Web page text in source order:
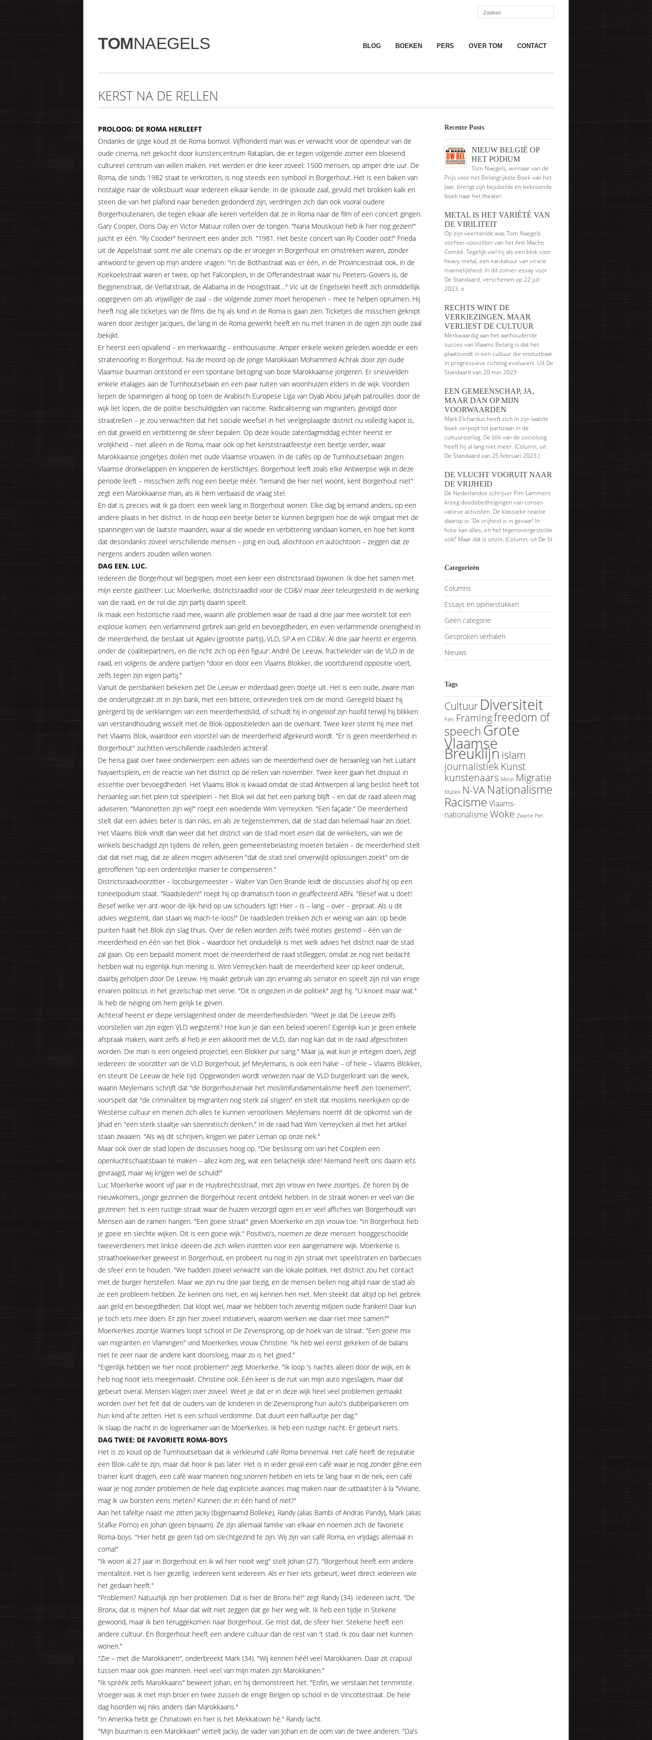
TOMNAEGELS BLOG BOEKEN PERS OVER TOM CONTACT
KERST NA DE RELLEN
PROLOOG: DE ROMA HERLEEFT
Ondanks de ijzige koud zit de Roma bomvol. Vijfhonderd man was er verwacht voor de opendeur van de
oude cinema, net gekocht door kunstencentrum Rataplan, die er tegen volgende zomer een bloeiend
cultureel centrum van willen maken. Het werden er drie keer zoveel: 1500 mensen, op amper drie uur. De
Roma, die sinds 1982 staat te verkrotten, is nog steeds een symbool in Borgerhout. Het is een baken van
nostalgie naar de volksbuurt waar iedereen elkaar kende. In de ijskoude zaal, gevuld met brokken kalk en
steen die van het plafond naar beneden gedonderd zijn, verdringen zich dan ook vooral oudere
Borgerhoutenaren, die tegen elkaar alle keren vertelden dat ze in Roma naar de film of een concert gingen.
Gary Cooper, Doris Day en Victor Matuur rollen over de tongen. "Nana Mouskouri heb ik hier nog gezien!"
juicht er één. "Ry Cooder" herinnert een ander zich. "1981. Het beste concert van Ry Cooder ooit!" Frieda
uit de Appelstraat somt me alle cinema's op die er vroeger in Borgerhout en omstreken waren, zonder
antwoord te geven op mijn andere vragen: "In de Bothastraat was er één, in de Provinciestraat ook, in de
Koekoekstraat waren er twee, op het Falconplein, in de Offerandestraat waar nu Peeters-Govers is, de
Begijnenstraat, de Verlatstraat, de Alabama in de Hoogstraat…" Vic uit de Engelselei heeft zich onmiddellijk
opgegeven om als vrijwilliger de zaal – die volgende zomer moet heropenen – mee te helpen opruimen. Hij
heeft nog alle ticketjes van de films die hij als kind in de Roma is gaan zien. Ticketjes die misschien geknipt
waren door zestiger Jacques, die lang in de Roma gewerkt heeft en nu met tranen in de ogen zijn oude zaal
bekijkt.
Er heerst een opvallend – en merkwaardig – enthousiasme. Amper enkele weken geleden woedde er een
stratenoorlog in Borgerhout. Na de moord op de jonge Marokkaan Mohammed Achrak door zijn oude
Vlaamse buurman ontstond er een spontane betoging van boze Marokkaanse jongeren. Er sneuvelden
enkele etalages aan de Turnhoutsebaan en een paar ruiten van woonhuizen elders in de wijk. Voordien
liepen de spanningen al hoog op toen de Arabisch-Europese Liga van Dyab Abou Jahjah patrouilles door de
wijk liet lopen, die de politie beschuldigden van racisme. Radicalisering van migranten, gevolgd door
straatrellen – je zou verwachten dat het sociale weefsel in het veelgeplaagde district nu volledig kapot is,
en dat geweld en verbittering de sfeer bepalen. Op deze koude zaterdagmiddag echter heerst er
vrolijkheid – niet alleen in de Roma, maar ook op het kerststraatfeestje een beetje verder, waar
Marokkaanse jongetjes dollen met oude Vlaamse vrouwen. In de cafés op de Turnhoutsebaan zingen
Vlaamse dronkelappen en knipperen de kerstlichtjes. Borgerhout leeft zoals elke Antwerpse wijk in deze
periode leeft – misschien zelfs nog een beetje méér. "Iemand die hier niet woont, kent Borgerhout niet"
zegt een Marokkaanse man, als ik hem verbaasd de vraag stel.
En dat is precies wat ik ga doen: een week lang in Borgerhout wonen. Elke dag bij iemand anders, op een
andere plaats in het district. In de hoop een beetje beter te kunnen begrijpen hoe de wijk omgaat met de
spanningen van de laatste maanden, waar al die woede en verbittering vandaan komen, en hoe het komt
dat desondanks zoveel verschillende mensen – jong en oud, allochtoon en autochtoon – zeggen dat ze
nergens anders zouden willen wonen.
DAG EEN. LUC.
Iedereen die Borgerhout wil begrijpen, moet een keer een districtsraad bijwonen. Ik doe het samen met
mijn eerste gastheer: Luc Moerkerke, districtsraadlid voor de CD&V maar zeer teleurgesteld in de werking
van die raad, en de rol die zijn partij daarin speelt.
Ik maak een historische raad mee, waarin alle problemen waar de raad al drie jaar mee worstelt tot een
explosie komen: een verlammend gebrek aan geld en bevoegdheden, en even verlammende onenigheid in
de meerderheid, die bestaat uit Agalev (grootste partij), VLD, SP.A en CD&V. Al drie jaar heerst er ergernis
onder de coalitiepartners, en die richt zich op één figuur: André De Leeuw, fractieleider van de VLD in de
raad, en volgens de andere partijen "door en door een Vlaams Blokker, die voortdurend oppositie voert,
zelfs tegen zijn eigen partij."
Vanuit de persbanken bekeken ziet De Leeuw er inderdaad geen doetje uit. Het is een oude, zware man
die onderuitgezakt zit in zijn bank, met een bittere, ontevreden trek om de mond. Geregeld blaast hij
geërgerd bij de verklaringen van een meerderheidslid, of schudt hij in ongeloof zijn hoofd terwijl hij blikken
van verstandhouding wisselt met de Blok-oppositieleden aan de overkant. Twee keer stemt hij mee met
het Vlaams Blok, waardoor een voorstel van de meerderheid afgekeurd wordt. "Er is geen meerderheid in
Borgerhout" zuchtten verschillende raadsleden achteraf.
De heisa gaat over twee onderwerpen: een advies van de meerderheid over de heraanleg van het Luitant
Nayaertsplein, en de reactie van het district op de rellen van november. Twee keer gaan het dispuut in
essentie over bevoegdheden. Het Vlaams Blok is kwaad omdat de stad Antwerpen al lang beslist heeft tot
heraanleg van het plein tot speelplein – het Blok wil dat het een parking blijft – en dat de raad alleen mag
adviseren. "Marionetten zijn wij!" roept een woedende Wim Verreycken. "Een façade." De meerderheid
stelt dat een advies beter is dan niks, en als ze tegenstemmen, dat de stad dan helemaal haar zin doet.
Het Vlaams Blok vindt dan weer dat het district van de stad moet eisen dat de winkeliers, van wie de
winkels beschadigd zijn tijdens de rellen, geen gemeentebelasting moeten betalen – de meerderheid stelt
dat dat niet mag, dat ze alleen mogen adviseren "dat de stad snel onverwijld oplossingen zoekt" om de
getroffenen "op een ordentelijke manier te compenseren."
Districtsraadvoorzitter – locoburgemeester – Walter Van Den Brande leidt de discussies alsof hij op een
toneelpodium staat. "Raadsleden!" roept hij op dramatisch toon in geaffecteerd ABN. "Besef wat u doet!
Besef welke ver-ant-woor-de-lijk-heid op uw schouders ligt! Hier – is – lang – over – gepraat. Als u dit
advies wegstemt, dan staan wij mach-te-loos!" De raadsleden trekken zich er weinig van aan: op beide
punten haalt het Blok zijn slag thuis. Over de rellen worden zelfs twéé moties gestemd – één van de
meerderheid en één van het Blok – waardoor het onduidelijk is met welk advies het district naar de stad
zal gaan. Op een bepaald moment moet de meerderheid de raad stilleggen, omdat ze nog niet bedacht
hebben wat nu eigenlijk hun mening is. Wim Verreycken haalt de meerderheid keer op keer onderuit,
daarbij geholpen door De Leeuw. Hij maakt gebruik van zijn ervaring als senator en speelt zijn rol van enige
ervaren politicus in het gezelschap met verve. "Dit is ongezien in de politiek" zegt hij. "U knoeit maar wat."
Ik heb de neiging om hem gelijk te geven.
Achteraf heerst er diepe verslagenheid onder de meerderheidsleden. "Weet je dat De Leeuw zelfs
voorstellen van zijn eigen VLD wegstemt? Hoe kun je dan een beleid voeren? Eigenlijk kun je geen enkele
afspraak maken, want zelfs al heb je een akkoord met de VLD, dan nog kan dat in de raad afgeschoten
worden. Die man is een ongeleid projectiel, een Blokker pur sang." Maar ja, wat kun je ertegen doen, zegt
iedereen: de voorzitter van de VLD Borgerhout, Jef Meylemans, is ook een halve – of hele – Vlaams Blokker,
en steunt De Leeuw de hele tijd. Opgewonden wordt verwezen naar de VLD burgerkrant van die week,
waarin Meylemans schrijft dat "de Borgerhoutenaar het moslimfundamentalisme heeft zien toenemen",
voorspelt dat "de criminaliteit bij migranten nog sterk zal stijgen" en stelt dat moslims neerkijken op de
Westerse cultuur en menen zich alles te kunnen veroorloven. Meylemans noemt dit de opkomst van de
Jihad en "een sterk staaltje van soennitisch denken." In de raad had Wim Verreycken al met het artikel
staan zwaaien. "Als wij dit schrijven, krijgen we pater Leman op onze nek."
Maar ook over de stad lopen de discussies hoog op. "Die beslissing om van het Coxplein een
openluchtschaatsbaan te maken – allez kom zeg, wat een belachelijk idee! Niemand heeft ons daarin iets
gevraagd, maar wij krijgen wel de schuld!"
Luc Moerkerke woont vijf jaar in de Huybrechtsstraat, met zijn vrouw en twee zoontjes. Ze horen bij de
nieuwkomers, jonge gezinnen die Borgerhout recent ontdekt hebben. In de straat wonen er veel van die
gezinnen: het is een rustige straat waar de huizen verzorgd ogen en er veel affiches van Borgerhoudt van
Mensen aan de ramen hangen. "Een goeie straat" geven Moerkerke en zijn vrouw toe. "In Borgerhout heb
je goeie en slechte wijken. Dit is een goeie wijk." Positivo's, noemen ze deze mensen: hooggeschoolde
tweeverdieners met linkse ideeën die zich willen inzetten voor een aangenamere wijk. Moerkerke is
straathoekwerker geweest in Borgerhout, en probeert nu nog in zijn straat met speelstraten en barbecues
de sfeer erin te houden. "We hadden zoveel verwacht van die lokale politiek. Het district zou het contact
met de burger herstellen. Maar we zijn nu drie jaar bezig, en de mensen bellen nog altijd naar de stad als
ze een probleem hebben. Ze kennen ons niet, en wij kennen hen niet. Men steekt dat altijd op het gebrek
aan geld en bevoegdheden. Dat klopt wel, maar we hebben toch zeventig miljoen oude franken! Daar kun
je toch iets mee doen. Er zijn hier zoveel initiatieven, waarom werken we daar niet mee samen?"
Moerkerkes zoontje Wannes loopt school in De Zevensprong, op de hoek van de straat. "Een goeie mix
van migranten en Vlamingen" vind Moerkerkes vrouw Christine. "Ik heb wel eerst gekeken of de balans
niet te zeer naar de andere kant doorsloeg, maar zo is het goed."
"Eigenlijk hebben we hier nooit problemen" zegt Moerkerke. "Ik loop 's nachts alleen door de wijk, en ik
heb nog nooit iets meegemaakt. Christine ook. Eén keer is de ruit van mijn auto ingeslagen, maar dat
gebeurt overal. Mensen klagen over zoveel. Weet je dat er in deze wijk heel veel problemen gemaakt
worden over het feit dat de ouders van de kinderen in de Zevensprong hun auto's dubbelparkeren om
hun kind af te zetten. Het is een school verdomme. Dat duurt een halfuurtje per dag."
Ik slaap die nacht in de logeerkamer van de Moerkerkes. Ik heb een rustige nacht. Er gebeurt niets.
DAG TWEE: DE FAVORIETE ROMA-BOYS
Het is zo koud op de Turnhoutsebaan dat ik verkleumd café Roma binnenval. Het café heeft de reputatie
een Blok-café te zijn, maar dat hoor ik pas later. Het is in ieder geval een café waar je nog zonder gêne een
trainer kunt dragen, een café waar mannen nog snorren hebben en iets te lang haar in de nek, een café
waar je nog zonder problemen de hele dag expliciete avances mag maken naar de uitbaatster à la "Viviane,
mag ik uw borsten eens meten? Kunnen die in één hand of niet?"
Aan het tafeltje naast me zitten Jacky (bijgenaamd Bolleke), Randy (alias Bambi of Andras Pandy), Mark (alias
Stafke Porno) en Johan (geen bijnaam). Ze zijn allemaal familie van elkaar en noemen zich de favoriete
Roma-boys. "Hier hebt ge geen tijd om slechtgezind te zijn. Wij zijn van café Roma, en vrijdags allemaal in
coma!"
"Ik woon al 27 jaar in Borgerhout en ik wil hier nooit weg" stelt Johan (27). "Borgerhout heeft een andere
mentaliteit. Het is hier gezellig. Iedereen kent iedereen. Als er hier iets gebeurt, weet direct iedereen wie
het gedaan heeft."
"Problemen? Natuurlijk zijn hier problemen. Dat is hier de Bronx hé!" zegt Randy (34). Iedereen lacht. "De
Bronx, dat is mijnen hof. Maar dat wilt niet zeggen dat ge hier weg wilt. Ik heb een tijdje in Stekene
gewoond, maar ik ben teruggekomen naar Borgerhout. Ge mist dat, de sfeer hier. Stekene heeft een
andere cultuur. En Borgerhout heeft een andere cultuur dan de rest van 't stad. Ik zou daar niet kunnen
wonen."
"Zie – met die Marokkanen", onderbreekt Mark (34). "Wij kennen héél veel Marokkanen. Daar zit crapuul
tussen maar ook goei mannen. Heel veel van mijn maten zijn Marokkanen."
"Ik spréék zelfs Marokkaans" beweert Johan, en hij demonstreert het. "Enfin, we verstaan het tenminste.
Vroeger was ik met mijn broer en twee zussen de enige Belgen op school in de Vincottestraat. De hele
dag hoorden wij niks anders dan Marokkaans."
"In Amerika hebt ge Chinatown en hier is het Mekkatown hé." Randy lacht.
"Mijn buurman is een Marokkaan" vertelt Jacky, de vader van Johan en de oom van de twee anderen. "Da's
Recente Posts
NIEUW BELGIË OP
HET PODIUM
Tom Naegels, winnaar van de
Prijs voor het Belangrijkste Boek van het
Jaar, brengt zijn bejubelde en bekroonde
boek naar het theater.
METAL IS HET VARIÉTÉ VAN
DE VIRILITEIT
Op zijn veertiende was Tom Naegels
stichter-voorzitter van het Anti Macho
Comité. Tegelijk viel hij als een blok voor
heavy metal, een karikatuur van viriele
mannelijkheid. In dit zomer-essay voor
De Standaard, verschenen op 22 juli
2023, o
RECHTS WINT DE
VERKIEZINGEN, MAAR
VERLIEST DE CULTUUR
Merkwaardig aan het aanhoudende
succes van Vlaams Belang is dat het
plaatsvindt in een cultuur die onstuitbaar
in progressieve richting evolueert. Uit De
Standaard van 20 mei 2023
EEN GEMEENSCHAP, JA,
MAAR DAN OP MIJN
VOORWAARDEN
Mark Elchardus heeft zich in zijn laatste
boek verpopt tot partizaan in de
cultuuroorlog. De blik van de socioloog
heeft hij al lang niet meer. (Column, uit
De Standaard van 25 februari 2023.)
DE VLUCHT VOORUIT NAAR
DE VRIJHEID
De Nederlandse schrijver Pim Lammers
kreeg doodsbedreigingen van conser­
vatieve activisten. De klassieke reactie
daarop is: ‘De vrijheid is in gevaar! In
fictie kan alles, en het tegenovergestelde
ook!’ Maar dat is onzin. (Column, uit De St
Categorieën
Columns
Essays en opiniestukken
Geen categorie
Gesproken verhalen
Nieuws
Tags
Cultuur Diversiteit
Film Framingfreedom of
speech Grote
Vlaamse
Breuklijn islam
journalistiek Kunst
kunstenaars Metal Migratie
Muziek N-VA Nationalisme
Racisme Vlaams-
nationalisme Woke Zwarte Piet